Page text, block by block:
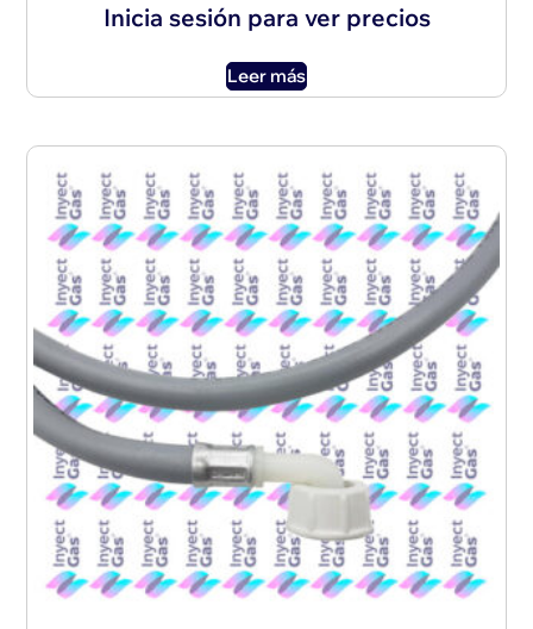
Inicia sesión para ver precios
Leer más